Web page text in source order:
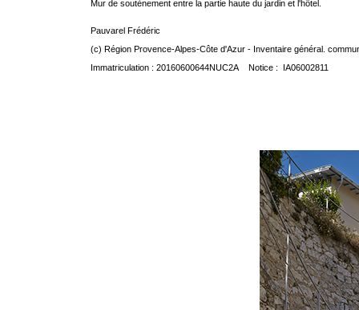
Mur de soutènement entre la partie haute du jardin et l'hôtel.
Pauvarel Frédéric
(c) Région Provence-Alpes-Côte d'Azur - Inventaire général.
Immatriculation : 20160600644NUC2A Notice : IA06002811